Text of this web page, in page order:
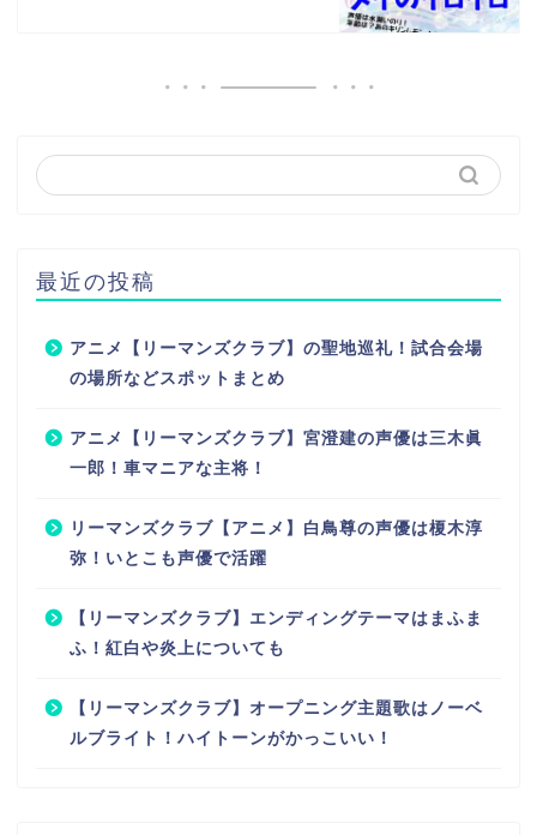
最近の投稿
アニメ【リーマンズクラブ】の聖地巡礼！試合会場
の場所などスポットまとめ
アニメ【リーマンズクラブ】宮澄建の声優は三木眞
一郎！車マニアな主将！
リーマンズクラブ【アニメ】白鳥尊の声優は榎木淳
弥！いとこも声優で活躍
【リーマンズクラブ】エンディングテーマはまふま
ふ！紅白や炎上についても
【リーマンズクラブ】オープニング主題歌はノーベ
ルブライト！ハイトーンがかっこいい！